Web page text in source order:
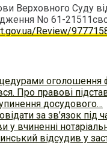
Верховного Суду
No 61-
Review/
оголошення
Про правові
досудового…
за зв’язок під
у вчиненні
відсудив у